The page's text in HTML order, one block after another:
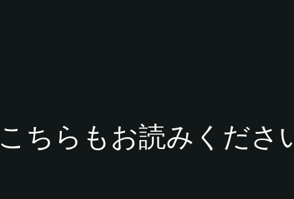
こちらもお読みくださ